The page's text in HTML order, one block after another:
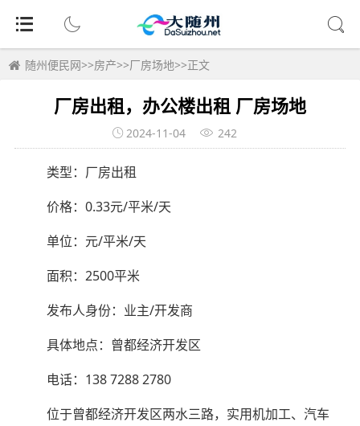
随州便民网>>房产>>厂房场地>>正文
厂房出租，办公楼出租 厂房场地
2024-11-04 242
类型： 厂房出租
价格：0.33元/平米/天
单位： 元/平米/天
面积：2500平米
发布人身份： 业主/开发商
具体地点： 曾都经济开发区
电话：138 7288 2780
位于曾都经济开发区两水三路，实用机加工、汽车